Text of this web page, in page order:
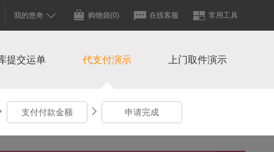
我的悠奇 购物袋(0) 在线客服 常用工具
提交运单 代支付演示 上门取件演示
支付付款金额 申请完成